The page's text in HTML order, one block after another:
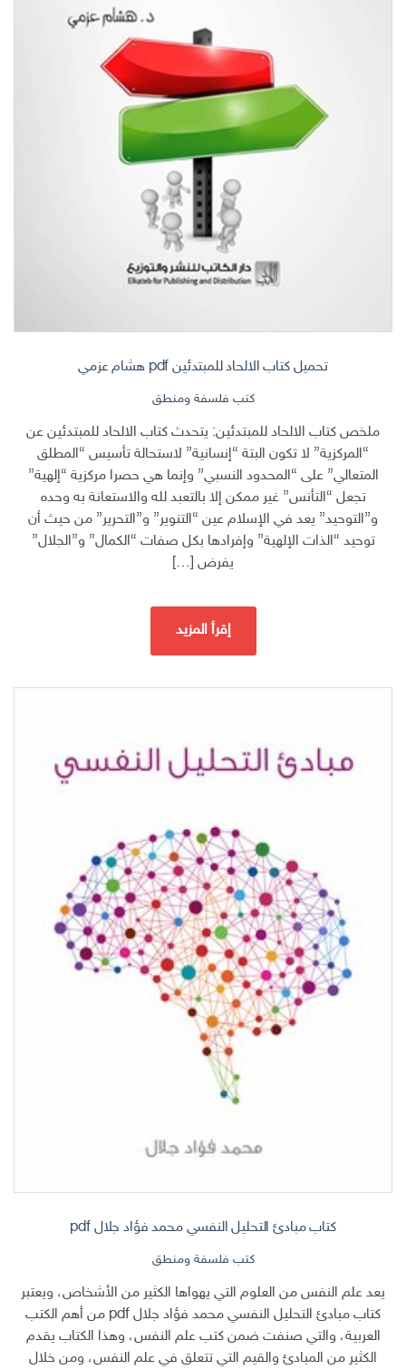
تحميل كتاب الالحاد للمبتدئين pdf هشام عزمي
كتب فلسفة ومنطق
ملخص كتاب الالحاد للمبتدئين: يتحدث كتاب الالحاد للمبتدئين عن
“المركزية” لا تكون البتة “إنسانية” لاستحالة تأسيس “المطلق
المتعالي” على “المحدود النسبي” وإنما هي حصرا مركزية “إلهية”
تجعل “التأنس” غير ممكن إلا بالتعبد لله والاستعانة به وحده
و”التوحيد” يعد في الإسلام عين “التنوير” و”التحرير” من حيث أن
توحيد “الذات الإلهية” وإفرادها بكل صفات “الكمال” و”الجلال”
يفرض […]
إقرأ المزيد
كتاب مبادئ التحليل النفسي محمد فؤاد جلال pdf
كتب فلسفة ومنطق
يعد علم النفس من العلوم التي يهواها الكثير من الأشخاص، ويعتبر
كتاب مبادئ التحليل النفسي محمد فؤاد جلال pdf من أهم الكتب
العربية، والتي صنفت ضمن كتب علم النفس، وهذا الكتاب يقدم
الكثير من المبادئ والقيم التي تتعلق في علم النفس، ومن خلال